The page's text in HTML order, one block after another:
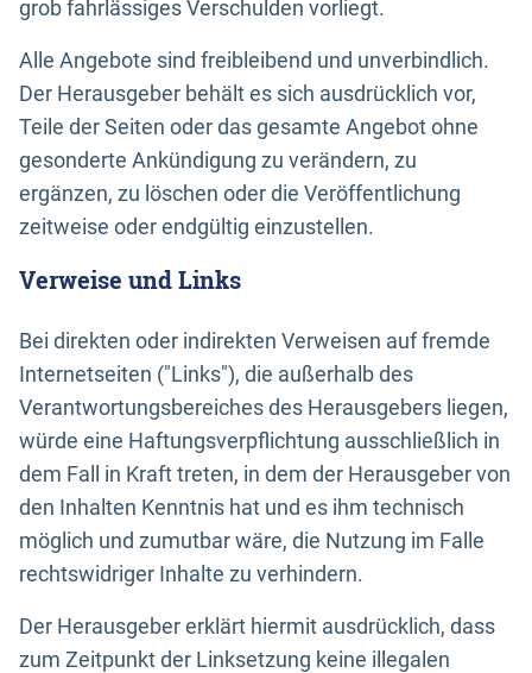
grob fahrlässiges Verschulden vorliegt.
Alle Angebote sind freibleibend und unverbindlich.
Der Herausgeber behält es sich ausdrücklich vor,
Teile der Seiten oder das gesamte Angebot ohne
gesonderte Ankündigung zu verändern, zu
ergänzen, zu löschen oder die Veröffentlichung
zeitweise oder endgültig einzustellen.
Verweise und Links
Bei direkten oder indirekten Verweisen auf fremde
Internetseiten ("Links"), die außerhalb des
Verantwortungsbereiches des Herausgebers liegen,
würde eine Haftungsverpflichtung ausschließlich in
dem Fall in Kraft treten, in dem der Herausgeber von
den Inhalten Kenntnis hat und es ihm technisch
möglich und zumutbar wäre, die Nutzung im Falle
rechtswidriger Inhalte zu verhindern.
Der Herausgeber erklärt hiermit ausdrücklich, dass
zum Zeitpunkt der Linksetzung keine illegalen